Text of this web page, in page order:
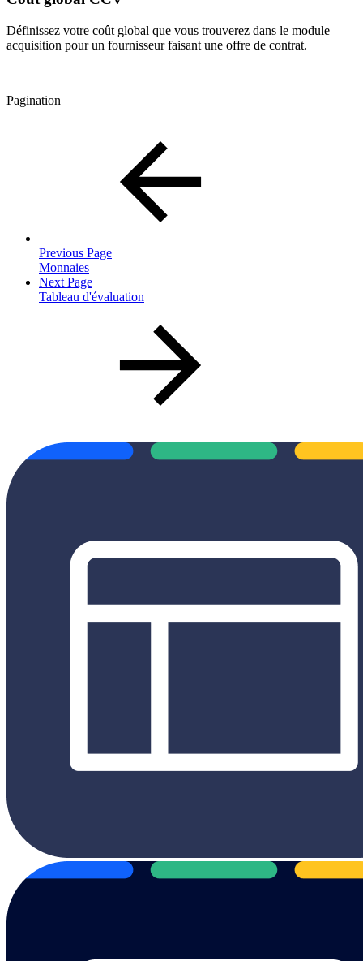
Définissez votre coût global que vous trouverez dans le module
acquisition pour un fournisseur faisant une offre de contrat.
Pagination
Previous Page
Monnaies
Next Page
Tableau d'évaluation